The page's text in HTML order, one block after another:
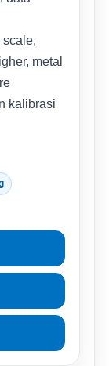
scale,
metal
kalibrasi